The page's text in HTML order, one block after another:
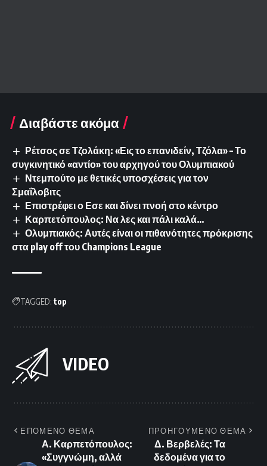
Διαβάστε ακόμα
Ρέτσος σε Τζολάκη: «Εις το επανιδείν, Τζόλα» – Το
συγκινητικό «αντίο» του αρχηγού του Ολυμπιακού
Ντεμπούτο με θετικές υποσχέσεις για τον
Σμαΐλοβιτς
Επιστρέφει ο Εσε και δίνει πνοή στο κέντρο
Καρπετόπουλος: Να λες και πάλι καλά…
Ολυμπιακός: Αυτές είναι οι πιθανότητες πρόκρισης
στα play off του Champions League
TAGGED: top
VIDEO
ΕΠΟΜΕΝΟ ΘΕΜΑ
Α. Καρπετόπουλος:
«Συγγνώμη, αλλά
ΠΡΟΗΓΟΥΜΕΝΟ ΘΕΜΑ
Δ. Βερβελές: Τα
δεδομένα για το